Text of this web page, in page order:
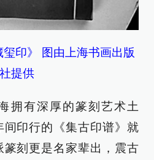
印》 图由上海书画出版
社提供
拥有深厚的篆刻艺术土
印行的《集古印谱》就
刻更是名家辈出，震古